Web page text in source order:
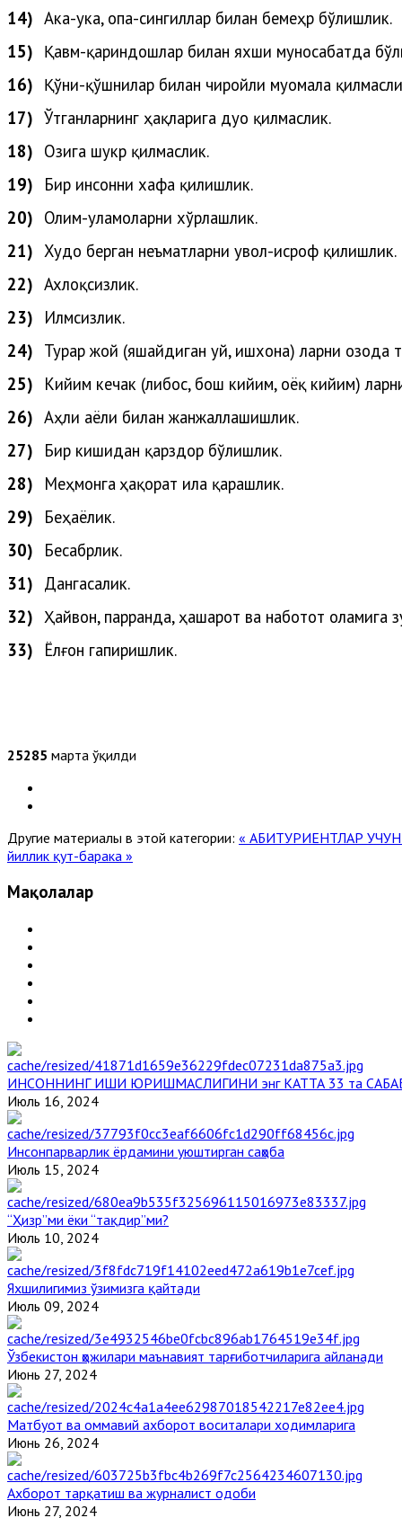
14) Ака-ука, опа-сингиллар билан бемеҳр бўлишлик.
15) Қавм-қариндошлар билан яхши муносабатда
16) Қўни-қўшнилар билан чиройли муомала
17) Ўтганларнинг ҳақларига дуо қилмаслик.
18) Озига шукр қилмаслик.
19)
Бир инсонни хафа қилишлик.
20) Олим-уламоларни хўрлашлик.
21) Худо берган неъматларни увол-исроф қилишлик.
22) Ахлоқсизлик.
23)
Илмсизлик.
24) Турар жой (яшайдиган уй, ишхона) ларни озода
25)
Кийим кечак (либос, бош кийим, оёқ кийим)
26) Аҳли аёли билан жанжаллашишлик.
27)
Бир кишидан қарздор бўлишлик.
28)
Меҳмонга ҳақорат ила қарашлик.
29)
Беҳаёлик.
30)
Бесабрлик.
31) Дангасалик.
32) Ҳайвон, парранда, ҳашарот ва наботот оламига
33)
Ёлғон гапиришлик.
25285 марта ўқилди
Другие материалы в этой категории: « АБИТУРИЕНТЛАР
йиллик қут-барака »
Мақолалар
ИНСОННИНГ ИШИ ЮРИШМАСЛИГИНИ энг КАТТА 33 та
Июль 16, 2024
Инсонпарварлик ёрдамини уюштирган саҳоба
Июль 15, 2024
“Ҳизр”ми ёки “тақдир”ми?
Июль 10, 2024
Яхшилигимиз ўзимизга қайтади
Июль 09, 2024
Ўзбекистон ҳожилари маънавият тарғиботчиларига айланади
Июнь 27, 2024
Матбуот ва оммавий ахборот воситалари ходимларига
Июнь 26, 2024
Ахборот тарқатиш ва журналист одоби
Июнь 27, 2024